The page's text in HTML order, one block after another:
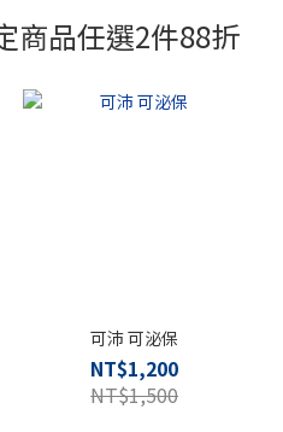
商品任選2件88折
可沛 可泌保
NT$1,200
NT$1,500